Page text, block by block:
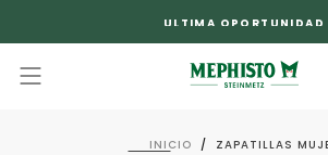
ULTIMA OPORTUNIDAD
INICIO / ZAPATILLAS